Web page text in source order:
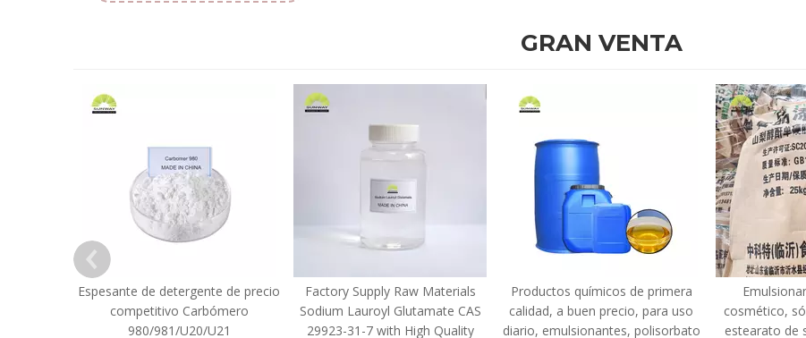
GRAN VENTA
Espesante de detergente de precio
competitivo Carbómero
980/981/U20/U21
Factory Supply Raw Materials
Sodium Lauroyl Glutamate CAS
29923-31-7 with High Quality
Productos químicos de primera
calidad, a buen precio, para uso
diario, emulsionantes, polisorbato
cosmético,
estearato de